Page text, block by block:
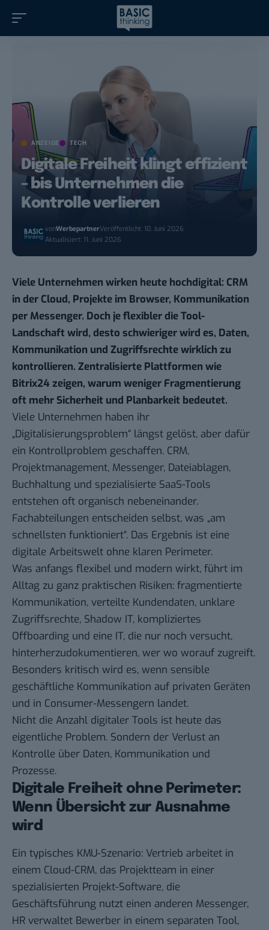
ANZEIGE TECH
Digitale Freiheit klingt effizient
– bis Unternehmen die
Kontrolle verlieren
vonWerbepartnerVeröffentlicht: 10. Juni 2026
Aktualisiert: 11. Juni 2026
Viele Unternehmen wirken heute hochdigital: CRM
in der Cloud, Projekte im Browser, Kommunikation
per Messenger. Doch je flexibler die Tool-
Landschaft wird, desto schwieriger wird es, Daten,
Kommunikation und Zugriffsrechte wirklich zu
kontrollieren. Zentralisierte Plattformen wie
Bitrix24 zeigen, warum weniger Fragmentierung
oft mehr Sicherheit und Planbarkeit bedeutet.
Viele Unternehmen haben ihr
„Digitalisierungsproblem“ längst gelöst, aber dafür
ein Kontrollproblem geschaffen. CRM,
Projektmanagement, Messenger, Dateiablagen,
Buchhaltung und spezialisierte SaaS-Tools
entstehen oft organisch nebeneinander.
Fachabteilungen entscheiden selbst, was „am
schnellsten funktioniert“. Das Ergebnis ist eine
digitale Arbeitswelt ohne klaren Perimeter.
Was anfangs flexibel und modern wirkt, führt im
Alltag zu ganz praktischen Risiken: fragmentierte
Kommunikation, verteilte Kundendaten, unklare
Zugriffsrechte, Shadow IT, kompliziertes
Offboarding und eine IT, die nur noch versucht,
hinterherzudokumentieren, wer wo worauf zugreift.
Besonders kritisch wird es, wenn sensible
geschäftliche Kommunikation auf privaten Geräten
und in Consumer-Messengern landet.
Nicht die Anzahl digitaler Tools ist heute das
eigentliche Problem. Sondern der Verlust an
Kontrolle über Daten, Kommunikation und
Prozesse.
Digitale Freiheit ohne Perimeter:
Wenn Übersicht zur Ausnahme
wird
Ein typisches KMU-Szenario: Vertrieb arbeitet in
einem Cloud-CRM, das Projektteam in einer
spezialisierten Projekt-Software, die
Geschäftsführung nutzt einen anderen Messenger,
HR verwaltet Bewerber in einem separaten Tool,